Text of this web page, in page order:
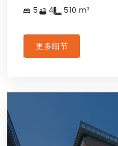
5 4 510 m²
更多细节